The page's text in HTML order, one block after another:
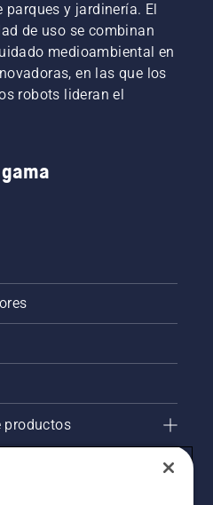
y jardinería. El
de uso se combinan
medioambiental en
en las que los
robots lideran el
productos